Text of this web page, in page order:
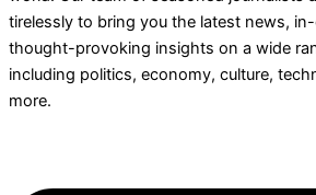
tirelessly to bring you the latest news,
thought-provoking insights on a wide
including politics, economy, culture,
more.